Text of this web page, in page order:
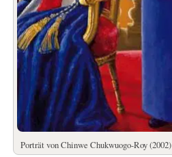
Porträt von Chinwe Chukwuogo-Roy (2002)